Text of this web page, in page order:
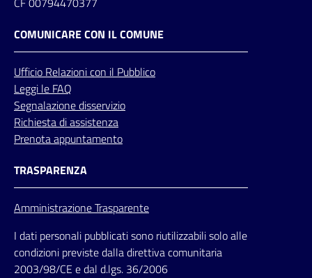
COMUNICARE CON IL COMUNE
Ufficio Relazionicon il Pubblico
Leggi le FAQ
Segnalazione disservizio
Richiesta di assistenza
Prenota appuntamento
TRASPARENZA
Amministrazione Trasparente
I dati personali pubblicati sono riutilizzabili solo alle
condizioni previste dalla direttiva comunitaria
2003/98/CE e dal d.lgs. 36/2006